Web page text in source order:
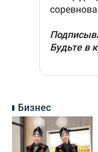
Бизнес